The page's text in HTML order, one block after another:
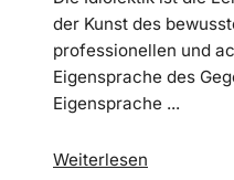
der Kunst des
professionellen und
Eigensprache des
Eigensprache ...
Weiterlesen